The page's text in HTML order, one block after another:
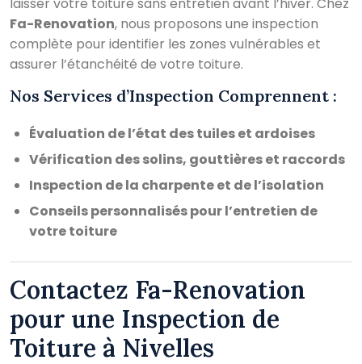
Fa-Renovation, nous proposons une inspection
complète pour identifier les zones vulnérables et
assurer l’étanchéité de votre toiture.
Nos Services d’Inspection Comprennent :
Évaluation de l’état des tuiles et ardoises
Vérification des solins, gouttières et raccords
Inspection de la charpente et de l’isolation
Conseils personnalisés pour l’entretien de
votre toiture
Contactez Fa-Renovation
pour une Inspection de
Toiture à Nivelles